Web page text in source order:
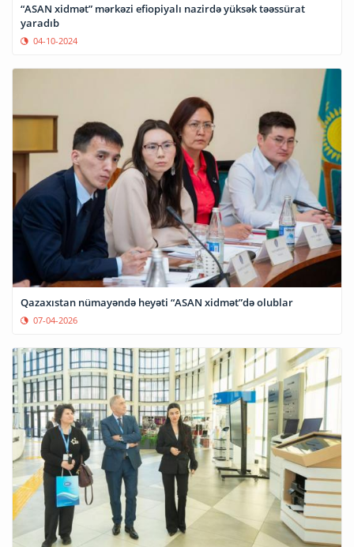
“ASAN xidmət” mərkəzi efiopiyalı nazirdə yüksək təəssürat
yaradıb
04-10-2024
Qazaxıstan nümayəndə heyəti “ASAN xidmət”də olublar
07-04-2026